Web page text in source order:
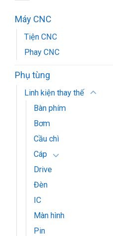
Máy CNC
Tiện CNC
Phay CNC
Phụ tùng
Linh kiện thay thế
Bàn phím
Bơm
Cầu chì
Cáp
Drive
Đèn
IC
Màn hình
Pin